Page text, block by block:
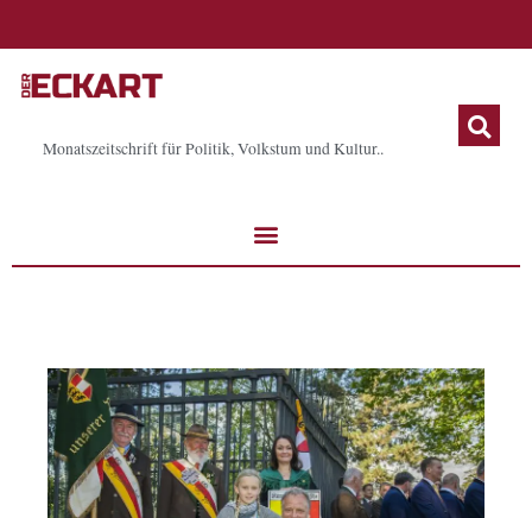
Monatszeitschrift für Politik, Volkstum und Kultur..